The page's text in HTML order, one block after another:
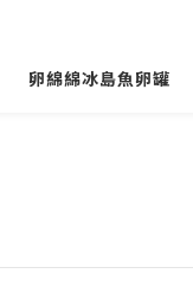
卵綿綿冰島魚卵罐